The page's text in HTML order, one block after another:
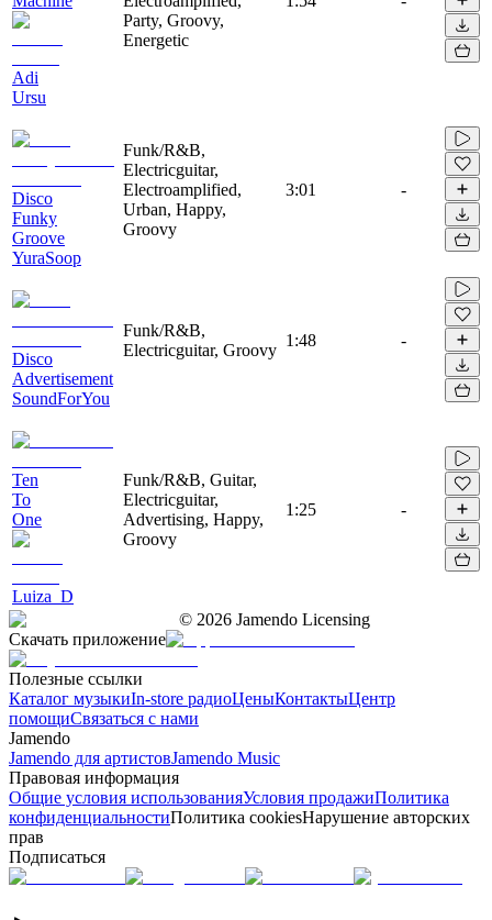
Adi
Ursu
Party, Groovy,
Energetic
Disco
Funky
Groove
YuraSoop
Funk/R&B,
Electricguitar,
Electroamplified,
Urban, Happy,
Groovy
3:01 -
Disco
Advertisement
SoundForYou
Funk/R&B,
Electricguitar, Groovy
1:48 -
Ten
To
One
Luiza_D
Funk/R&B, Guitar,
Electricguitar,
Advertising, Happy,
Groovy
1:25 -
© 2026 Jamendo Licensing
Скачать приложение
Полезные ссылки
Каталог музыкиIn-store радиоЦеныКонтактыЦентр
помощиСвязаться с нами
Jamendo
Jamendo для артистовJamendo Music
Правовая информация
Общие условия использованияУсловия продажиПолитика
конфиденциальностиПолитика cookiesНарушение авторских
прав
Подписаться